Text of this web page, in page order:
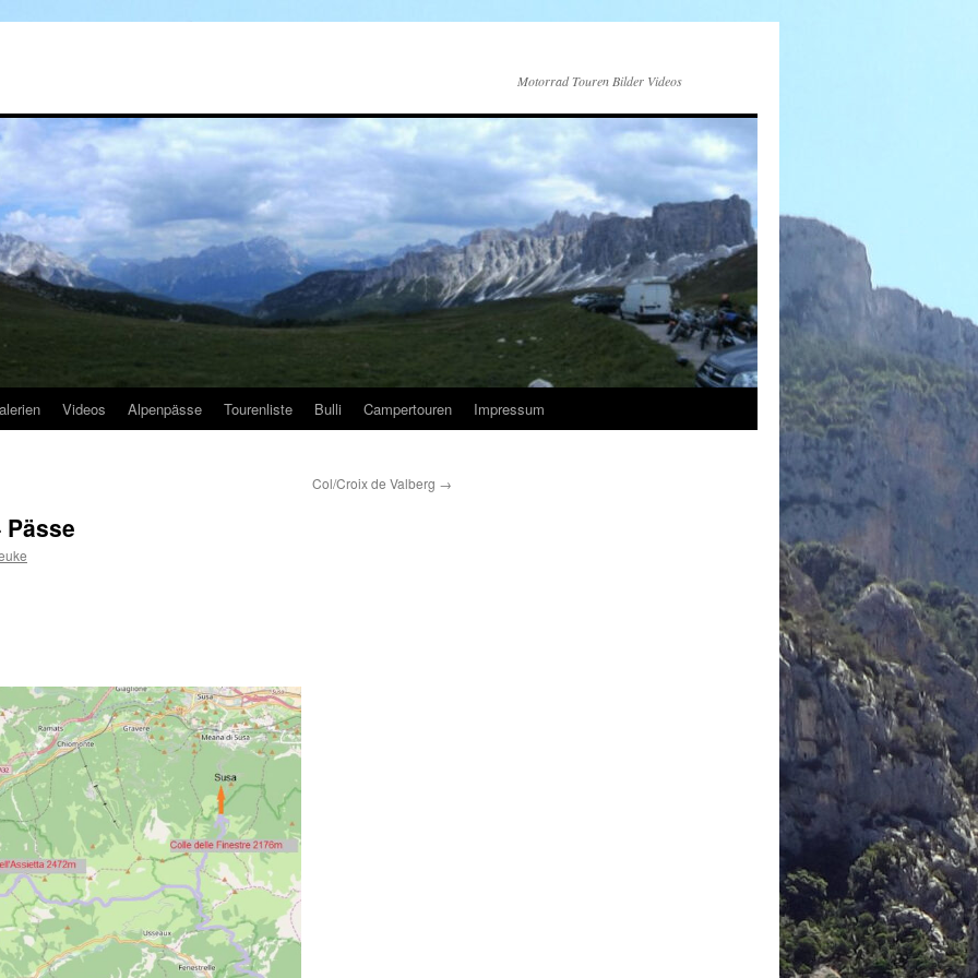
Motorrad Touren Bilder Videos
Videos Alpenpässe Tourenliste Bulli Campertouren Impressum
Col/Croix de Valberg →